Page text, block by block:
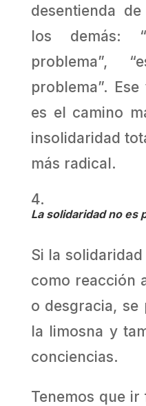
desentienda
los demás:
problema”,
problema”.
es el camino
insolidaridad
más radical.
La solidaridad no es
Si la
como reacción
o desgracia, se
la limosna y
conciencias.
Tenemos que